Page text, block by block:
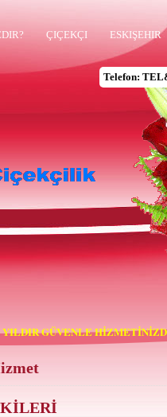
ÇIÇEKÇI ESKIŞEHIR
Telefon:
YILDIR GÜVENLE